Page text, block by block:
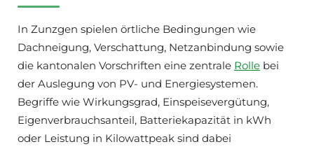
In Zunzgen spielen örtliche Bedingungen wie
Dachneigung, Verschattung, Netzanbindung sowie
die kantonalen Vorschriften eine zentrale Rolle bei
der Auslegung von PV- und Energiesystemen.
Begriffe wie Wirkungsgrad, Einspeisevergütung,
Eigenverbrauchsanteil, Batteriekapazität in kWh
oder Leistung in Kilowattpeak sind dabei